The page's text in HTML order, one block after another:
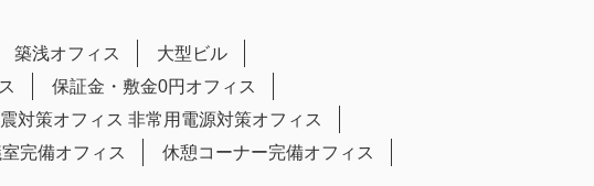
築浅オフィス
大型ビル
保証金・敷金0円オフィス
対策オフィス 非常用電源対策オフィス
完備オフィス 休憩コーナー完備オフィス